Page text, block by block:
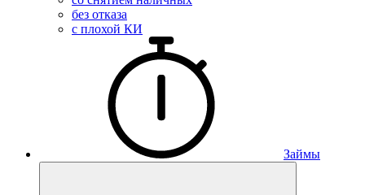
без отказа
с плохой КИ
Займы